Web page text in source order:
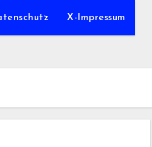
X-Impressum